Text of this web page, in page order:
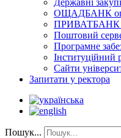
ОЩАДБАНК
ПРИВАТБАНК
Поштовий
Програмне
Інституційний
Сайти
Запитати у ректора
Пошук...